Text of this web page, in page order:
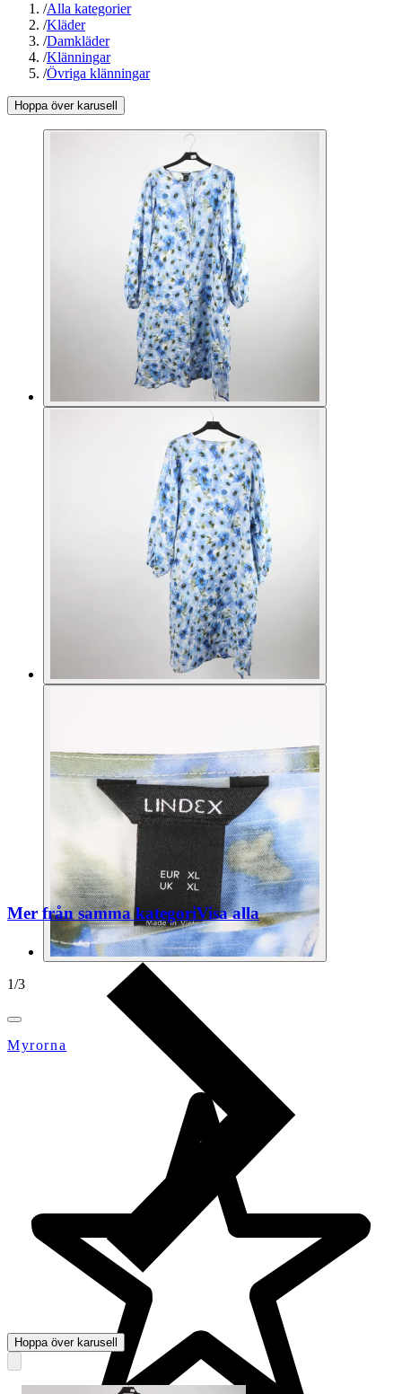
/Alla kategorier
/Kläder
/Damkläder
/Klänningar
/Övriga klänningar
Hoppa över karusell
1/3
Myrorna
Mer från samma kategoriVisa alla
Hoppa över karusell